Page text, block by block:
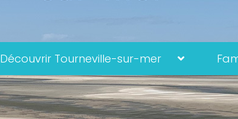
Découvrir Tourneville-sur-mer